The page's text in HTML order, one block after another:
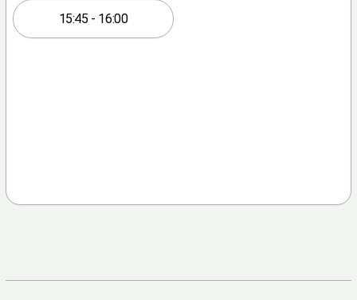
15:45 - 16:00